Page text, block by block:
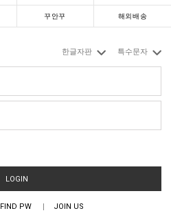
꾸안꾸 해외배송
한글자판 특수문자
LOGIN
FIND PW JOIN US